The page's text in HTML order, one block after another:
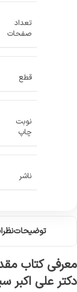
تعداد
صفحات
قطع
نوبت
چاپ
ناشر
توضیحات
معرفی کتاب
دکتر علی اکبر